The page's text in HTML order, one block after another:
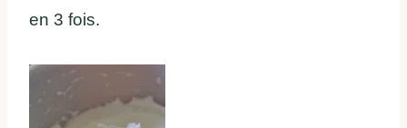
en 3 fois.